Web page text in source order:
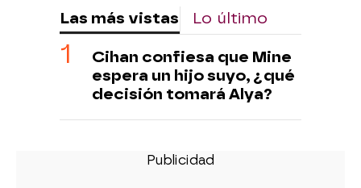
Las más vistas Lo último
Cihan confiesa que Mine
espera un hijo suyo, ¿qué
decisión tomará Alya?